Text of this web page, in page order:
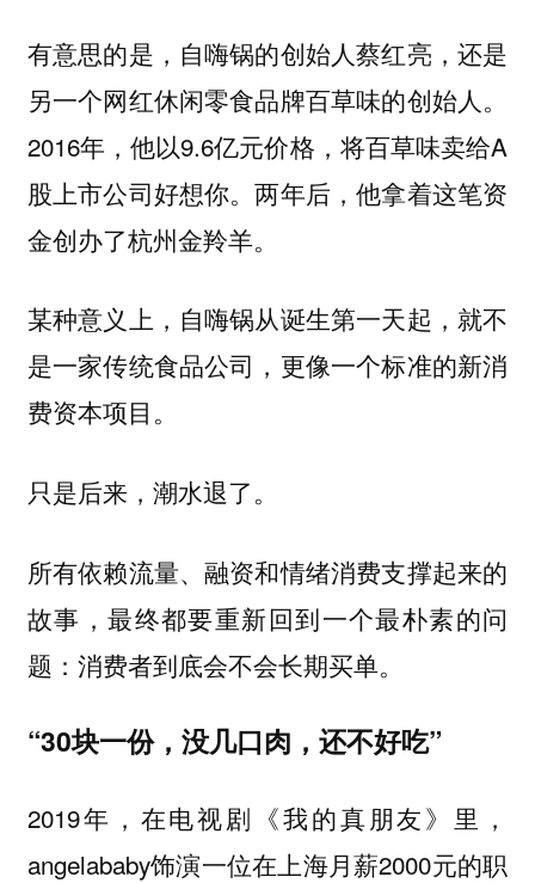
有意思的是，自嗨锅的创始人蔡红亮，还是
另一个网红休闲零食品牌百草味的创始人。
2016年，他以9.6亿元价格，将百草味卖给A
股上市公司好想你。两年后，他拿着这笔资
金创办了杭州金羚羊。
某种意义上，自嗨锅从诞生第一天起，就不
是一家传统食品公司，更像一个标准的新消
费资本项目。
只是后来，潮水退了。
所有依赖流量、融资和情绪消费支撑起来的
故事，最终都要重新回到一个最朴素的问
题：消费者到底会不会长期买单。
“30块一份，没几口肉，还不好吃”
2019年，在电视剧《我的真朋友》里，
angelababy饰演一位在上海月薪2000元的职